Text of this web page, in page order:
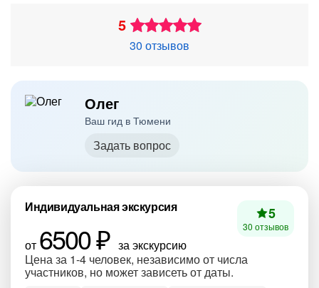
5
30 отзывов
Олег
Ваш гид в Тюмени
Задать вопрос
Индивидуальная экскурсия
от 6500 ₽ за экскурсию
Цена за 1-4 человек, независимо от числа
участников, но может зависеть от даты.
5
30 отзывов